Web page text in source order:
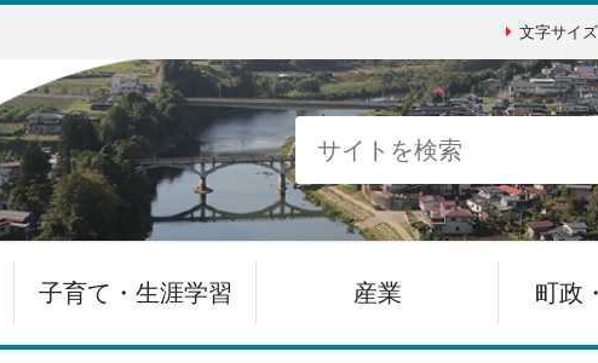
文字サイズ
子育て・生涯学習 産業 町政